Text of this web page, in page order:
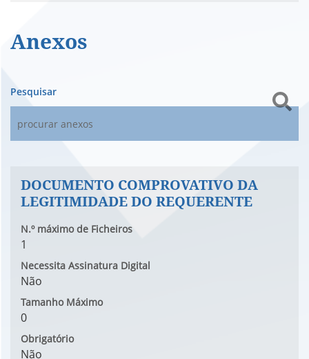
Anexos
Pesquisar
DOCUMENTO COMPROVATIVO DA
LEGITIMIDADE DO REQUERENTE
N.º máximo de Ficheiros
1
Necessita Assinatura Digital
Não
Tamanho Máximo
0
Obrigatório
Não